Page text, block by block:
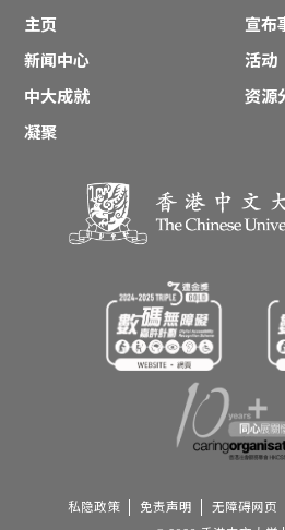
主页
宣布
新闻中心
活动
中大成就
资源
凝聚
私隐政策 免责声明 无障碍网页